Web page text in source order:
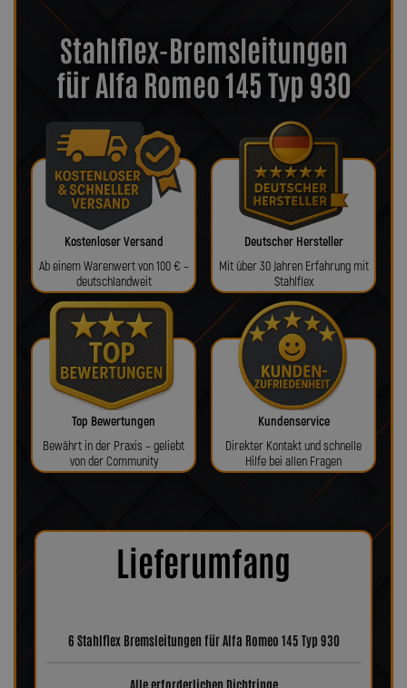
Stahlflex-Bremsleitungen
für Alfa Romeo 145 Typ 930
Kostenloser Versand
Ab einem Warenwert von 100 € –
deutschlandweit
Deutscher Hersteller
Mit über 30 Jahren Erfahrung mit
Stahlflex
Top Bewertungen
Bewährt in der Praxis – geliebt
von der Community
Kundenservice
Direkter Kontakt und schnelle
Hilfe bei allen Fragen
Lieferumfang
6 Stahlflex Bremsleitungen für Alfa Romeo 145 Typ 930
Alle erforderlichen Dichtringe